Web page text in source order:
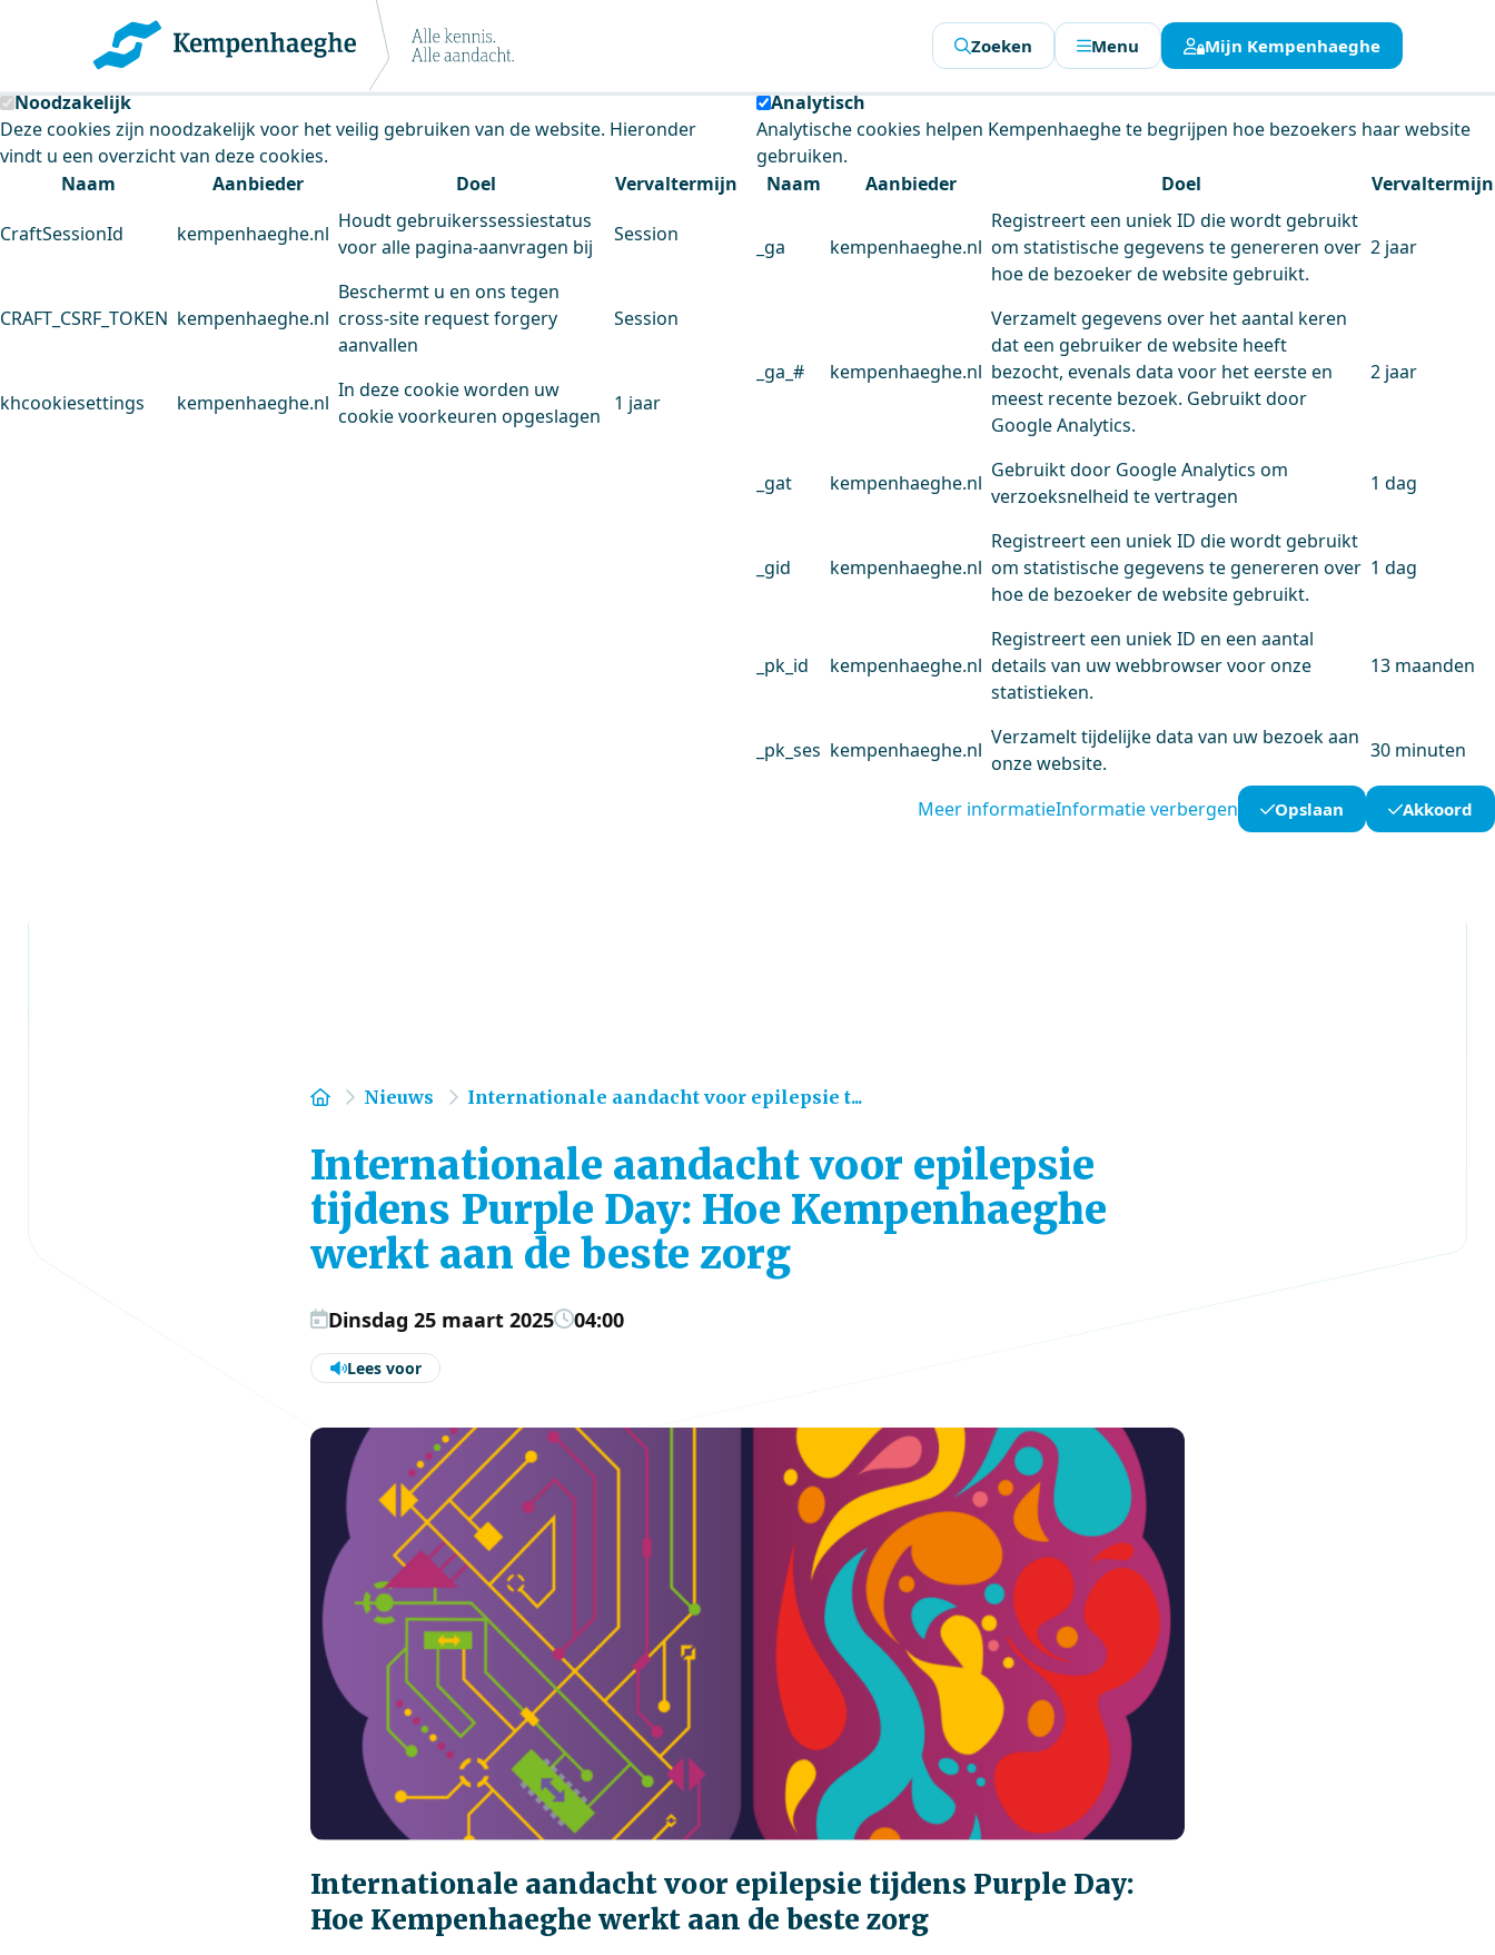
Kempenhaeghe maakt gebruik van cookies
Deze site plaatst cookies. Dit doen we om het gebruik van de website te analyseren en het gebruiksgemak te verbeteren.
Noodzakelijk
Deze cookies zijn noodzakelijk voor het veilig gebruiken van de website. Hieronder
vindt u een overzicht van deze cookies.
Naam
Aanbieder Doel Vervaltermijn
CraftSessionId kempenhaeghe.nl
Houdt gebruikerssessiestatus
voor alle pagina-aanvragen bij
Session
CRAFT_CSRF_TOKEN kempenhaeghe.nl
Beschermt u en ons tegen
cross-site request forgery
aanvallen
Session
khcookiesettings kempenhaeghe.nl
In deze cookie worden uw
cookie voorkeuren opgeslagen
1 jaar
Analytisch
Analytische cookies helpen Kempenhaeghe te begrijpen hoe bezoekers haar website
gebruiken.
Naam
Aanbieder Doel Vervaltermijn
_ga kempenhaeghe.nl
Registreert een uniek ID die wordt gebruikt
om statistische gegevens te genereren over
hoe de bezoeker de website gebruikt.
2 jaar
_ga_# kempenhaeghe.nl
Verzamelt gegevens over het aantal keren
dat een gebruiker de website heeft
bezocht, evenals data voor het eerste en
meest recente bezoek. Gebruikt door
Google Analytics.
2 jaar
_gat kempenhaeghe.nl
Gebruikt door Google Analytics om
verzoeksnelheid te vertragen
1 dag
_gid kempenhaeghe.nl
Registreert een uniek ID die wordt gebruikt
om statistische gegevens te genereren over
hoe de bezoeker de website gebruikt.
1 dag
_pk_id kempenhaeghe.nl
Registreert een uniek ID en een aantal
details van uw webbrowser voor onze
statistieken.
13 maanden
_pk_ses kempenhaeghe.nl
Verzamelt tijdelijke data van uw bezoek aan
onze website.
30 minuten
Meer informatieInformatie verbergen Opslaan Akkoord
Zoeken Menu Mijn Kempenhaeghe
Home
Nieuws Internationale aandacht voor epilepsie t...
Internationale aandacht voor epilepsie
tijdens Purple Day: Hoe Kempenhaeghe
werkt aan de beste zorg
Dinsdag 25 maart 2025 04:00
Lees voor
Internationale aandacht voor epilepsie tijdens Purple Day:
Hoe Kempenhaeghe werkt aan de beste zorg